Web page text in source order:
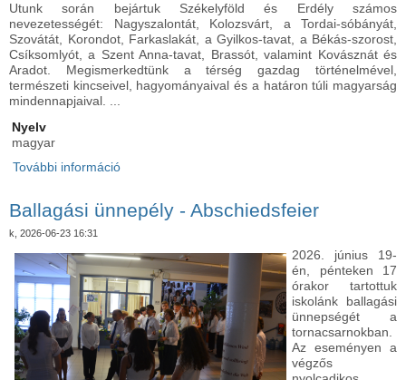
Utunk során bejártuk Székelyföld és Erdély számos
nevezetességét: Nagyszalontát, Kolozsvárt, a Tordai-sóbányát,
Szovátát, Korondot, Farkaslakát, a Gyilkos-tavat, a Békás-szorost,
Csíksomlyót, a Szent Anna-tavat, Brassót, valamint Kovásznát és
Aradot. Megismerkedtünk a térség gazdag történelmével,
természeti kincseivel, hagyományaival és a határon túli magyarság
mindennapjaival. ...
Nyelv
magyar
További információ
Ballagási ünnepély - Abschiedsfeier
k, 2026-06-23 16:31
2026. június 19-
én, pénteken 17
órakor tartottuk
iskolánk ballagási
ünnepségét a
tornacsarnokban.
Az eseményen a
végzős